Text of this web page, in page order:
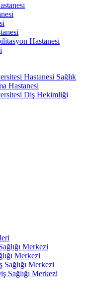
Hastanesi
Hastanesi Sağlık
Hastanesi
Diş Hekimliği
Merkezi
Merkezi
Sağlığı Merkezi
Sağlığı Merkezi